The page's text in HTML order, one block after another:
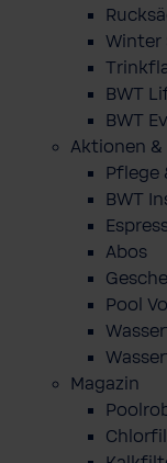
Winter
BWT
BWT
Aktionen &
Pflege
BWT
Abos
Pool
Magazin